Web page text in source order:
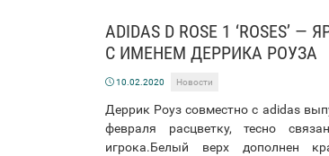
ADIDAS D ROSE 1 ‘ROSES’ —
С ИМЕНЕМ ДЕРРИКА РОУЗА
10.02.2020 Новости
Деррик Роуз совместно с adidas
февраля расцветку, тесно
игрока.Белый верх дополнен